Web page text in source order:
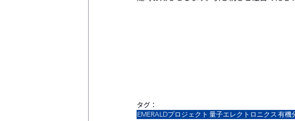
タグ：
EMERALDプロジェクト 量子エレクトロニクス 有機